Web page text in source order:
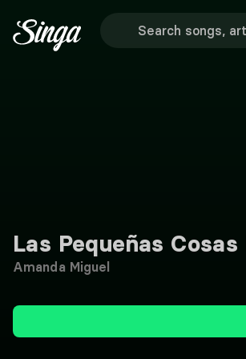
Las Pequeñas Cosas
Amanda Miguel